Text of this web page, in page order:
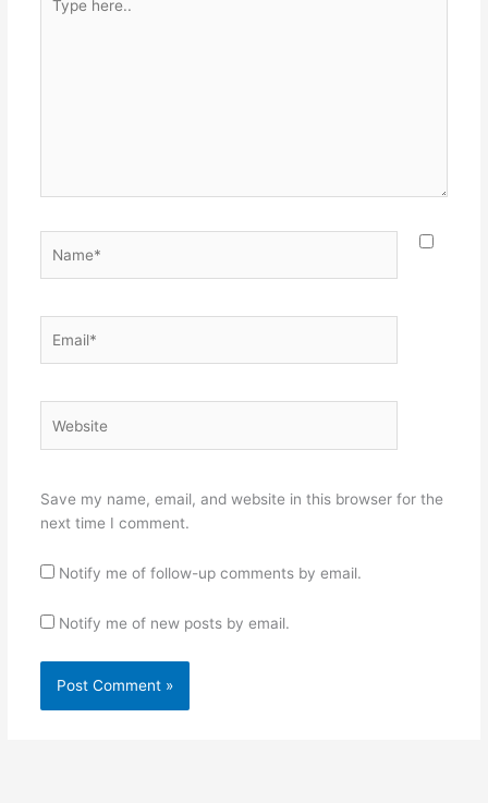
here..
Save my name, email, and website in this browser for the
next time I comment.
Notify me of follow-up comments by email.
Notify me of new posts by email.